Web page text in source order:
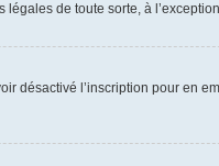
de toute sorte, à
désactivé l’inscription pour en